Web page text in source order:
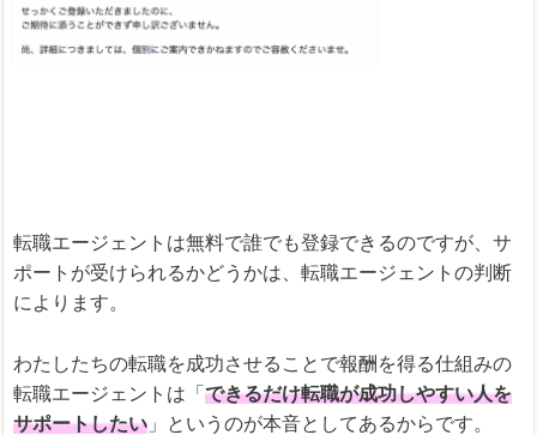
転職エージェントは無料で誰でも登録できるのですが、サ
ポートが受けられるかどうかは、転職エージェントの判断
によります。
わたしたちの転職を成功させることで報酬を得る仕組みの
転職エージェントは「 できるだけ転職が成功しやすい人を
サポートしたい 」というのが本音としてあるからです。